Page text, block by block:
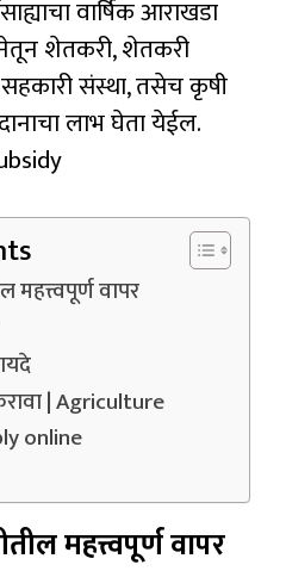
वार्षिक आराखडा
शेतकरी, शेतकरी
संस्था, तसेच कृषी
लाभ घेता येईल.
महत्त्वपूर्ण वापर
| Agriculture
online
महत्त्वपूर्ण वापर